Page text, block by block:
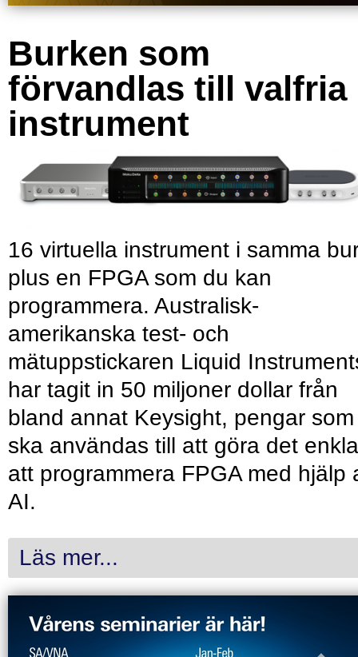
Burken som
förvandlas till valfria
instrument
16 virtuella instrument i samma
plus en FPGA som du kan
programmera. Australisk-
amerikanska test- och
mätuppstickaren Liquid
har tagit in 50 miljoner dollar från
bland annat Keysight, pengar som
ska användas till att göra det
att programmera FPGA med hjälp
AI.
Läs mer...